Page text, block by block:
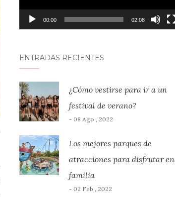
00:00 02:08
ENTRADAS RECIENTES
¿Cómo vestirse para ir a un
festival de verano?
- 08 Ago , 2022
Los mejores parques de
atracciones para disfrutar en
familia
- 02 Feb , 2022